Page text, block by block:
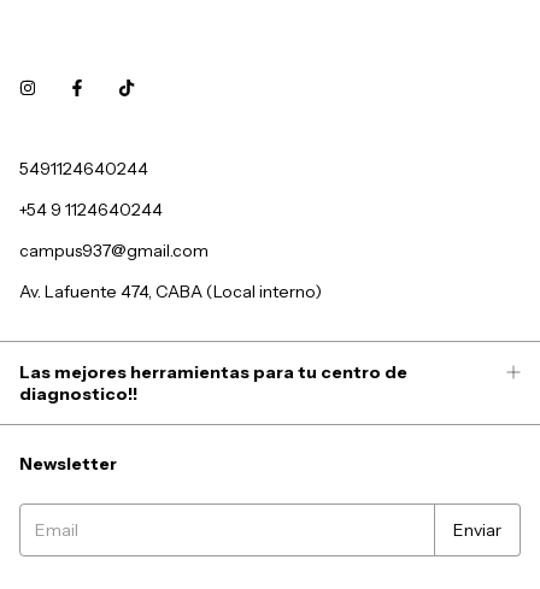
5491124640244
+54 9 1124640244
campus937@gmail.com
Av. Lafuente 474, CABA (Local interno)
Las mejores herramientas para tu centro de
diagnostico!!
Newsletter